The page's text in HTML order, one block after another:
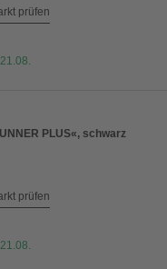
prüfen
PLUS«, schwarz
prüfen